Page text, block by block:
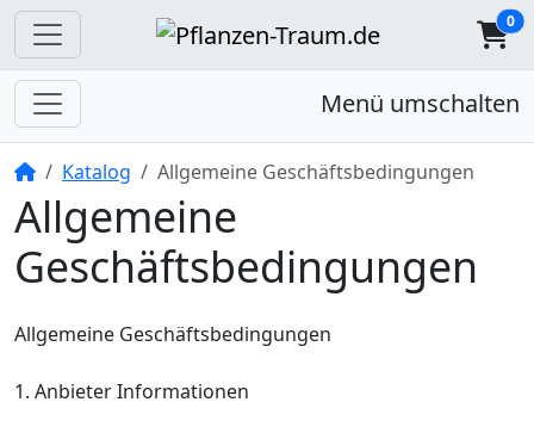
0
Menü umschalten
Startseite
Katalog Allgemeine Geschäftsbedingungen
Allgemeine
Geschäftsbedingungen
Allgemeine Geschäftsbedingungen
1. Anbieter Informationen